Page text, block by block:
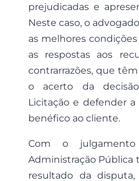
prejudicadas e
Neste caso, o
as melhores
as respostas aos
contrarrazões, que
o acerto da
Licitação e defender
benéfico ao cliente.
Com o
Administração Pública
resultado da